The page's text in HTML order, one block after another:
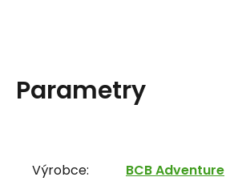
Parametry
Výrobce: BCB Adventure